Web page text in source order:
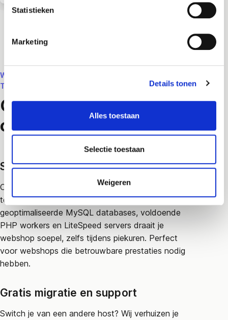
Statistieken
Marketing
Details tonen
Alles toestaan
Selectie toestaan
Weigeren
7 dagen support
WAAROM OPENCART HOSTING BIJ
THEORY7?
Geoptimaliseerd voor e-
commerce prestaties
Speciaal voor OpenCart webshops
Onze hosting is speciaal afgestemd op de
technische vereisten van OpenCart. Met
geoptimaliseerde MySQL databases, voldoende
PHP workers en LiteSpeed servers draait je
webshop soepel, zelfs tijdens piekuren. Perfect
voor webshops die betrouwbare prestaties nodig
hebben.
Gratis migratie en support
Switch je van een andere host? Wij verhuizen je